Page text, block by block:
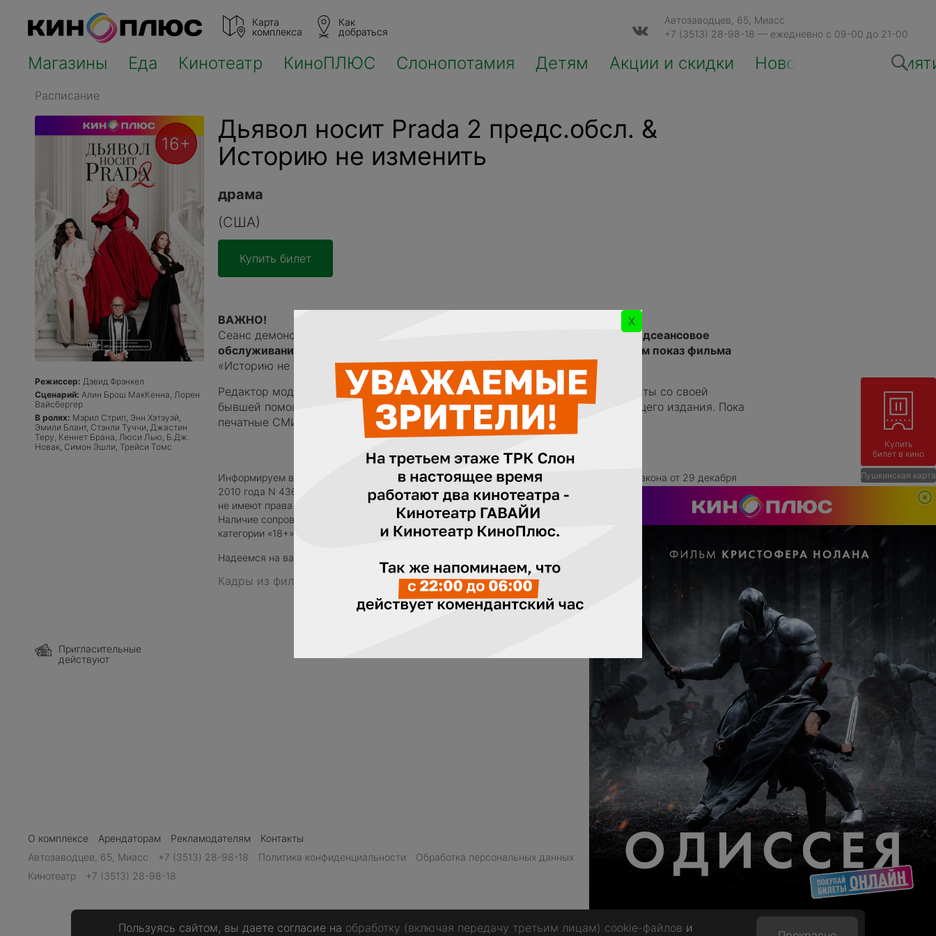
Карта
комплекса
Как
добраться
Автозаводцев, 65, Миасс
+7 (3513) 28-98-18 — ежедневно с 09-00 до 21-00
Магазины Еда Кинотеатр КиноПЛЮС Слонопотамия Детям Акции и скидки Новости и
Расписание
16+
Режиссер: Дэвид Фрэнкел
Сценарий: Алин Брош МакКенна, Лорен
Вайсбергер
В ролях: Мэрил Стрип, Энн Хэтэуэй,
Эмили Блант, Стэнли Туччи, Джастин
Теру, Кеннет Брана, Люси Лью, Б.Дж.
Новак, Симон Эшли, Трейси Томс
Дьявол носит Prada 2 предс.обсл. &
Историю не изменить
драма
(США)
Купить билет
ВАЖНО!
Сеанс демонстрируется следующим образом:
сначала осуществляется предсеансовое
обслуживание
затем показ фильма
«Историю не изменить» (продолжительность 8 минут 37 секунд)​
Редактор модного журнала Миранда Пристли борется за рекламные контракты со своей
бывшей помощницей Эмили Чарлтон, ныне руководительницей конкурирующего издания. Пока
печатные СМИ переживают кризис, Миранда готовится уйти на пенсию.
Информируем вас, что в соответствии с положениями части 2 статьи 11 Федерального закона от 29 декабря
2010 года N 436-ФЗ «О защите детей от информации, причиняющей вред их здоровью и развитию», кинотеатры
не имеют права допускать к просмотру кинофильмов категории «18+» детей, не достигших возраста 18 лет.
Наличие сопровождающих взрослых также не является основанием для допуска детей в кинозал на фильмы
категории «18+».
Надеемся на ваше понимание!
Кадры из фильма
Пригласительные
действуют
О комплексе Арендаторам Рекламодателям
Контакты
Автозаводцев, 65, Миасс
+7 (3513) 28-98-18 Политика конфиденциальности
Обработка персональных данных
Кинотеатр
+7 (3513) 28-98-18
Пользуясь сайтом, вы даете согласие на обработку (включая передачу третьим лицам) cookie-файлов и
Купить
билет в кино
Пушкинская карта
X